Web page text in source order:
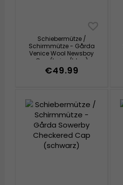
Schiebermütze /
Schirmmütze - Gårda
Venice Wool Newsboy
Cap (beige/blau)
€49.99